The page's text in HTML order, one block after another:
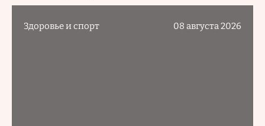
Здоровье и спорт 08 августа 2026